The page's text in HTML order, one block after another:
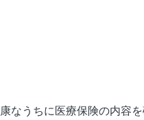
なうちに医療保険の内容